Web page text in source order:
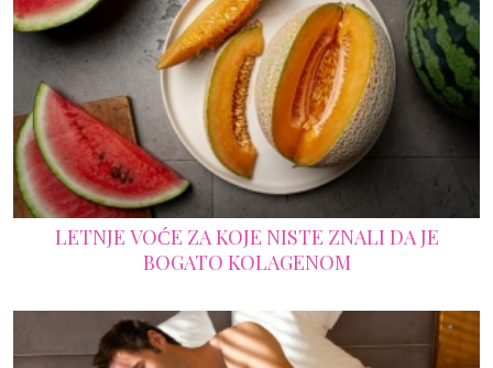
LETNJE VOĆE ZA KOJE NISTE ZNALI DA JE
BOGATO KOLAGENOM